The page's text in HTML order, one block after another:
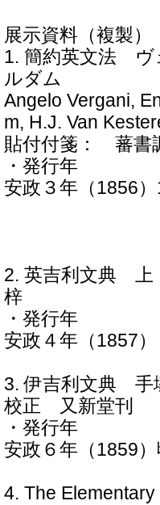
展示資料（複製）
1. 簡約英文法
ルダム
Angelo Vergani,
m, H.J. Van
貼付付箋
・発行年
安政３年（1856）
2. 英吉利文典
梓
・発行年
安政４年（1857）
3. 伊吉利文典 手
校正 又新堂刊
・発行年
安政６年（1859）
4. The